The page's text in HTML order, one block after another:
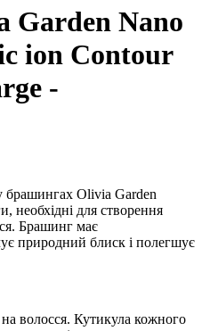
Garden Nano
ion Contour
-
Olivia Garden
необхідні для створення
Брашинг має
природний блиск і полегшує
волосся. Кутикула кожного